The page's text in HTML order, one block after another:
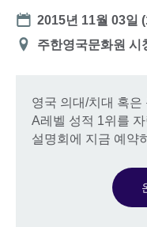
Date
2015년 11월 03일
장
주한영국문화원 시
영국 의대/치대 혹
A레벨 성적 1위를
설명회에 지금 예약